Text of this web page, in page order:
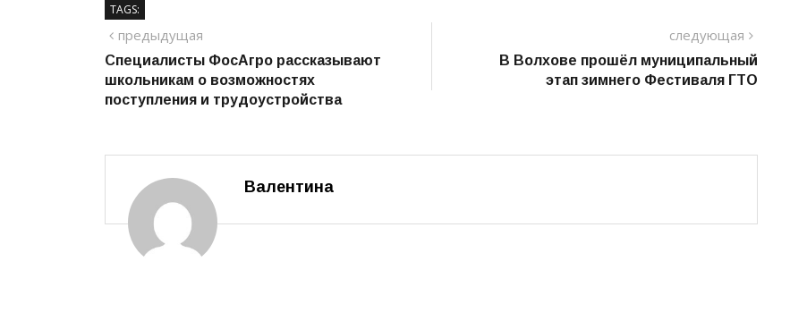
TAGS:
Навигация
по
записям
предыдущая
Специалисты ФосАгро рассказывают
школьникам о возможностях
поступления и трудоустройства
следующая
В Волхове прошёл муниципальный
этап зимнего Фестиваля ГТО
Валентина